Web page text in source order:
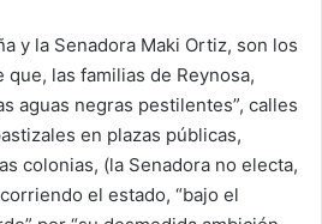
y la Senadora Maki Ortiz, son los
las familias de Reynosa,
aguas negras pestilentes”, calles
en plazas públicas,
colonias, (la Senadora no electa,
el estado, “bajo el